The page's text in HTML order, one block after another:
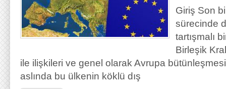
Giriş Son
sürecinde
tartışmalı
Birleşik
ile ilişkileri ve genel olarak Avrupa
aslında bu ülkenin köklü dış